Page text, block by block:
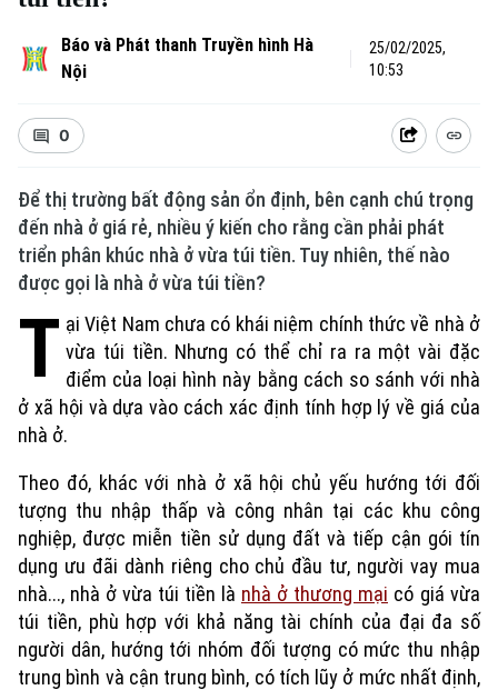
Báo và Phát thanh Truyền hình Hà
Nội
25/02/2025,
10:53
0
Để thị trường bất động sản ổn định, bên cạnh chú trọng
đến nhà ở giá rẻ, nhiều ý kiến cho rằng cần phải phát
triển phân khúc nhà ở vừa túi tiền. Tuy nhiên, thế nào
được gọi là nhà ở vừa túi tiền?
T ại Việt Nam chưa có khái niệm chính thức về nhà ở
vừa túi tiền. Nhưng có thể chỉ ra ra một vài đặc
điểm của loại hình này bằng cách so sánh với nhà
ở xã hội và dựa vào cách xác định tính hợp lý về giá của
nhà ở.
Theo đó, khác với nhà ở xã hội chủ yếu hướng tới đối
tượng thu nhập thấp và công nhân tại các khu công
nghiệp, được miễn tiền sử dụng đất và tiếp cận gói tín
dụng ưu đãi dành riêng cho chủ đầu tư, người vay mua
nhà..., nhà ở vừa túi tiền là nhà ở thương mại có giá vừa
túi tiền, phù hợp với khả năng tài chính của đại đa số
người dân, hướng tới nhóm đối tượng có mức thu nhập
trung bình và cận trung bình, có tích lũy ở mức nhất định,